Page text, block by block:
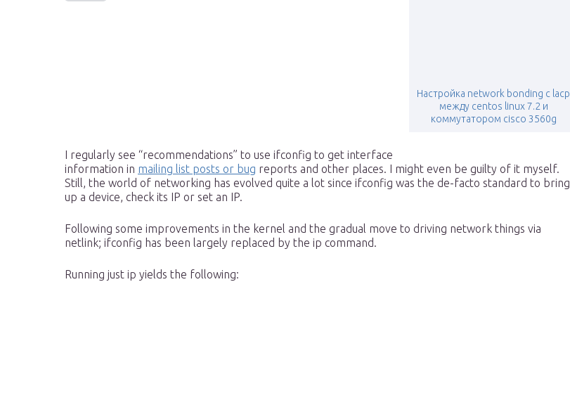
Настройка network bonding с lacp
между centos linux 7.2 и
коммутатором cisco 3560g
I regularly see “recommendations” to use ifconfig to get interface
information in mailing list posts or bug reports and other places. I might even be guilty of it myself.
Still, the world of networking has evolved quite a lot since ifconfig was the de-facto standard to bring
up a device, check its IP or set an IP.
Following some improvements in the kernel and the gradual move to driving network things via
netlink; ifconfig has been largely replaced by the ip command.
Running just ip yields the following: